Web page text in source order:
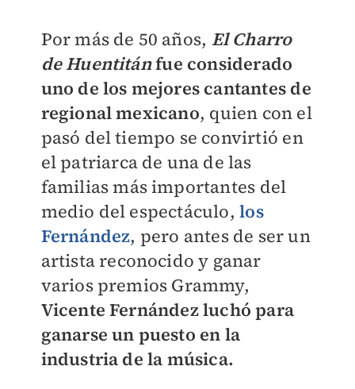
Por más de 50 años, El Charro
de Huentitánfue considerado
uno de los mejores cantantes de
regional mexicano, quien con el
pasó del tiempo se convirtió en
el patriarca de una de las
familias más importantes del
medio del espectáculo,los
Fernández, pero antes de ser un
artista reconocido y ganar
varios premios Grammy,
Vicente Fernández luchó para
ganarse un puesto en la
industria de la música.